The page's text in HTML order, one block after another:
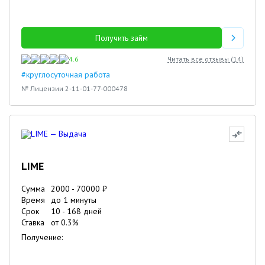
Получить займ
4.6 Читать все отзывы (14)
#круглосуточная работа
№ Лицензии 2-11-01-77-000478
LIME
Сумма 2000 - 70000 ₽
Время
до 1 минуты
Срок
10 - 168 дней
Ставка
от0.3%
Получение: